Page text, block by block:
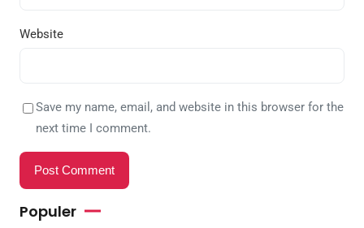
Website
Save my name, email, and website in this browser for the
next time I comment.
Populer